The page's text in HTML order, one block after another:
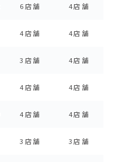
6店舗 4店舗
4店舗 4店舗
3店舗 4店舗
4店舗 4店舗
4店舗 4店舗
3店舗 3店舗